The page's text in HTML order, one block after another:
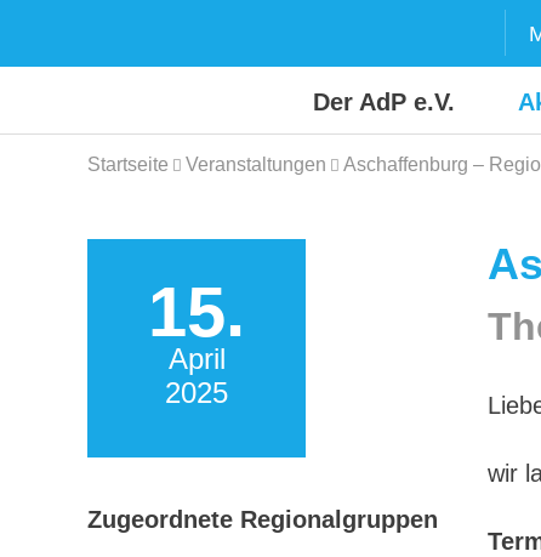
Der AdP e.V.
Startseite Veranstaltungen Aschaffenburg –
15.
April
2025
Zugeordnete Regionalgruppen
wir